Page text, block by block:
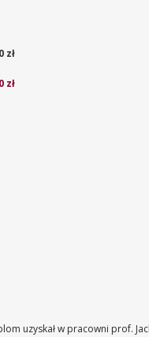
zł
zł
uzyskał w pracowni prof.